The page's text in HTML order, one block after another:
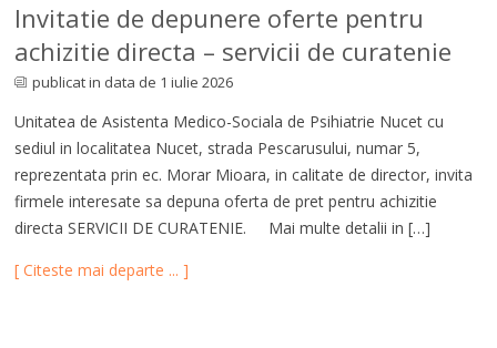
Invitatie de depunere oferte pentru
achizitie directa – servicii de curatenie
publicat in data de 1 iulie 2026
Unitatea de Asistenta Medico-Sociala de Psihiatrie Nucet cu
sediul in localitatea Nucet, strada Pescarusului, numar 5,
reprezentata prin ec. Morar Mioara, in calitate de director, invita
firmele interesate sa depuna oferta de pret pentru achizitie
directa SERVICII DE CURATENIE. Mai multe detalii in […]
[ Citeste mai departe ... ]